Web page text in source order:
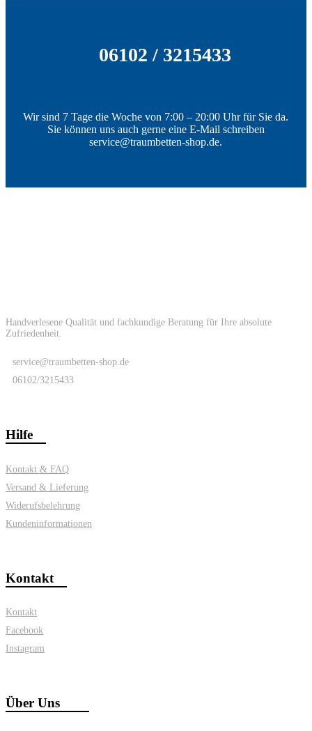
06102 / 3215433
Wir sind 7 Tage die Woche von 7:00 – 20:00 Uhr für Sie da.
Sie können uns auch gerne eine E-Mail schreiben
service@traumbetten-shop.de.
Handverlesene Qualität und fachkundige Beratung für Ihre absolute
Zufriedenheit.
service@traumbetten-shop.de
06102/3215433
Hilfe
Kontakt & FAQ
Versand & Lieferung
Widerufsbelehrung
Kundeninformationen
Kontakt
Kontakt
Facebook
Instagram
Über Uns